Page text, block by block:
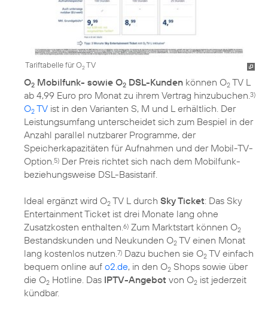
Tariftabelle für O2TV
O2 Mobilfunk- sowie O2 DSL-Kunden können O2 TV L
ab 4,99 Euro pro Monat zu ihrem Vertrag hinzubuchen. 3)
O2 TV ist in den Varianten S, M und L erhältlich. Der
Leistungsumfang unterscheidet sich zum Bespiel in der
Anzahl parallel nutzbarer Programme, der
Speicherkapazitäten für Aufnahmen und der Mobil-TV-
Option. 5) Der Preis richtet sich nach dem Mobilfunk-
beziehungsweise DSL-Basistarif.
Ideal ergänzt wird O2 TV L durch Sky Ticket: Das Sky
Entertainment Ticket ist drei Monate lang ohne
Zusatzkosten enthalten. 6) Zum Marktstart können O2
Bestandskunden und Neukunden O2 TV einen Monat
lang kostenlos nutzen. 7) Dazu buchen sie O2 TV einfach
bequem online auf o2.de, in den O2 Shops sowie über
die O2 Hotline. Das IPTV-Angebot von O2 ist jederzeit
kündbar.